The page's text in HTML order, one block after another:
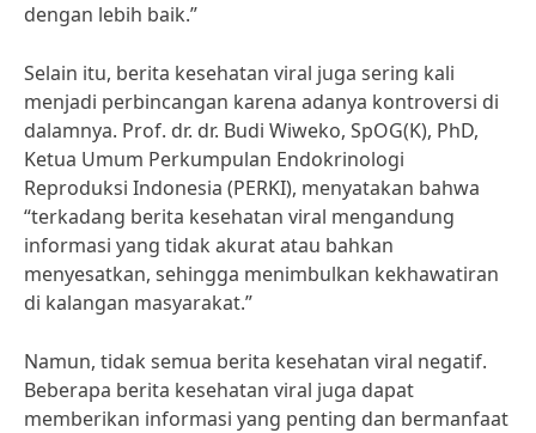
dengan lebih baik.”
Selain itu, berita kesehatan viral juga sering kali
menjadi perbincangan karena adanya kontroversi di
dalamnya. Prof. dr. dr. Budi Wiweko, SpOG(K), PhD,
Ketua Umum Perkumpulan Endokrinologi
Reproduksi Indonesia (PERKI), menyatakan bahwa
“terkadang berita kesehatan viral mengandung
informasi yang tidak akurat atau bahkan
menyesatkan, sehingga menimbulkan kekhawatiran
di kalangan masyarakat.”
Namun, tidak semua berita kesehatan viral negatif.
Beberapa berita kesehatan viral juga dapat
memberikan informasi yang penting dan bermanfaat